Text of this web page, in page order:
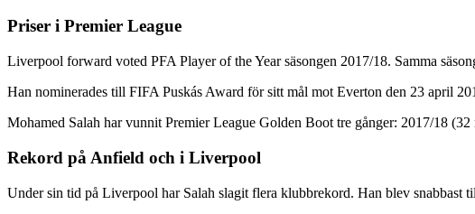
Priser i Premier League
Liverpool forward voted PFA Player of the Year säsongen 2017/18. Samma
Han nominerades till FIFA Puskás Award för sitt mål mot Everton den 23 april
Mohamed Salah har vunnit Premier League Golden Boot tre gånger: 2017/18
Rekord på Anfield och i Liverpool
Under sin tid på Liverpool har Salah slagit flera klubbrekord. Han blev snabbast